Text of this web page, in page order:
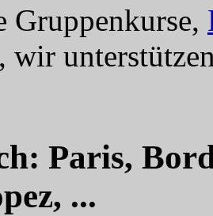
Gruppenkurse,
wir
Paris,
...